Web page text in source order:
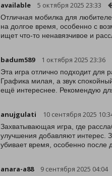
available 5 октября 2025 23:33
Отличная мобилка для
на долгое время, особенно с
ищет что-то ненавязчивое и
badum589 1 октября 2025 23:36
Эта игра отлично подходит для
Графика милая, а звук
ещё интереснее. Рекомендую
anujgulati 10 сентября 2025
Захватывающая игра, где
улучшения добавляют интерес.
убивает время, особенно после
anara-a88 9 сентября 2025 04:04